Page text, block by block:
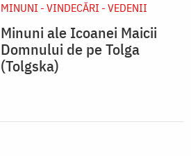
MINUNI - VINDECĂRI - VEDENII
Minuni ale Icoanei Maicii
Domnului de pe Tolga
(Tolgska)